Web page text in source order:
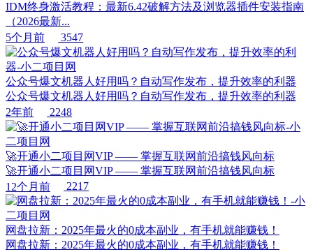
IDM终身激活教程：最新6.42破解方法及浏览器插件安装指南
（2026最新...
5个月前
3547
公众号爆文机器人好用吗？自动写作发布，提升效率的利器
公众号爆文机器人好用吗？自动写作发布，提升效率的利器
2年前
2248
🚀开通小二项目网VIP —— 掌握互联网前沿搞钱风向标
🚀开通小二项目网VIP —— 掌握互联网前沿搞钱风向标
12个月前
2217
网盘拉新：2025年最火的0成本副业，有手机就能赚钱！
网盘拉新：2025年最火的0成本副业，有手机就能赚钱！